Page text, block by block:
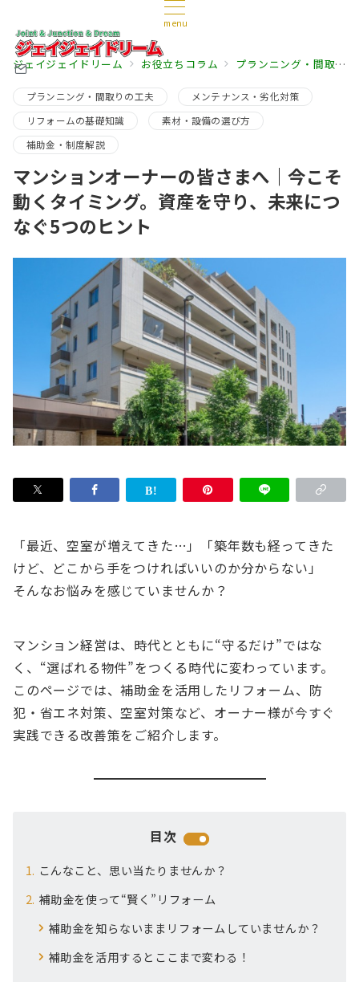
menu
ジェイジェイドリーム お役立ちコラム プランニング・間取りの工夫
プランニング・間取りの工夫
メンテナンス・劣化対策
リフォームの基礎知識
素材・設備の選び方
補助金・制度解説
マンションオーナーの皆さまへ｜今こそ
動くタイミング。資産を守り、未来につ
なぐ5つのヒント
「最近、空室が増えてきた…」「築年数も経ってきた
けど、どこから手をつければいいのか分からない」
そんなお悩みを感じていませんか？
マンション経営は、時代とともに“守るだけ”ではな
く、“選ばれる物件”をつくる時代に変わっています。
このページでは、補助金を活用したリフォーム、防
犯・省エネ対策、空室対策など、オーナー様が今すぐ
実践できる改善策をご紹介します。
目次
こんなこと、思い当たりませんか？
補助金を使って“賢く”リフォーム
補助金を知らないままリフォームしていませんか？
補助金を活用するとここまで変わる！